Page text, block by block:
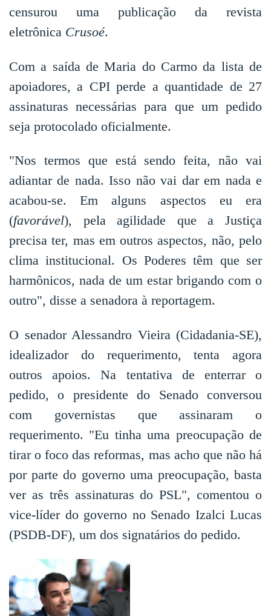
censurou uma publicação da revista
eletrônica Crusoé.
Com a saída de Maria do Carmo da lista de
apoiadores, a CPI perde a quantidade de 27
assinaturas necessárias para que um pedido
seja protocolado oficialmente.
"Nos termos que está sendo feita, não vai
adiantar de nada. Isso não vai dar em nada e
acabou-se. Em alguns aspectos eu era
(favorável), pela agilidade que a Justiça
precisa ter, mas em outros aspectos, não, pelo
clima institucional. Os Poderes têm que ser
harmônicos, nada de um estar brigando com o
outro", disse a senadora à reportagem.
O senador Alessandro Vieira (Cidadania-SE),
idealizador do requerimento, tenta agora
outros apoios. Na tentativa de enterrar o
pedido, o presidente do Senado conversou
com governistas que assinaram o
requerimento. "Eu tinha uma preocupação de
tirar o foco das reformas, mas acho que não há
por parte do governo uma preocupação, basta
ver as três assinaturas do PSL", comentou o
vice-líder do governo no Senado Izalci Lucas
(PSDB-DF), um dos signatários do pedido.